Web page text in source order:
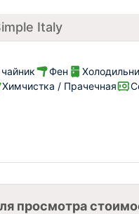
Italy
Фен
Химчистка / Прачечная
просмотра